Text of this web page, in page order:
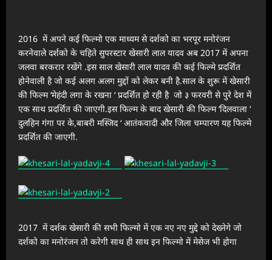
2016 में अपने कई फिल्मो एक माध्यम से दर्शको का भरपूर मनोरंजन
करनेवाले दर्शको के चहिते सुपरस्टार खेसारी लाल यादव अब 2017 में अपना
जलवा बरकरार रखेंगे .इस साल खेसारी लाल यादव की कई फिल्मे प्रदर्शित
होनेवाली है जो कई अलग अलग मुद्दों को लेकर बनी है.साल के शुरू में खेसारी
की फिल्म ‘मेहंदी लगा के रखना ‘ प्रदर्शित हो रही है जो ३ फरवरी से पुरे देश में
एक साथ प्रदर्शित की जाएगी.इस फिल्म के बाद खेसारी की फिल्म ‘दिलवाला ‘
दुलहिन गंगा पर के,बाबरी मस्जिद ‘ आतंकवादी और जिला चम्पारण यह फिल्मे
प्रदर्शित की जाएगी.
2017 में दर्शक खेसारी की सभी फिल्मो में एक नए नए मुद्दे को देख्नेगे जो
दर्शको का मनोरंजन तो करेगी साथ ही साथ इन फिल्मो में मेसेज भी होगा